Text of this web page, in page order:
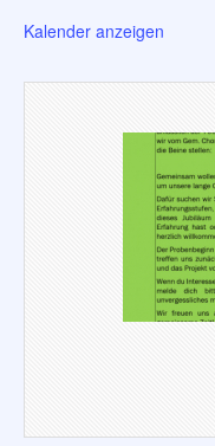
Kalender anzeigen